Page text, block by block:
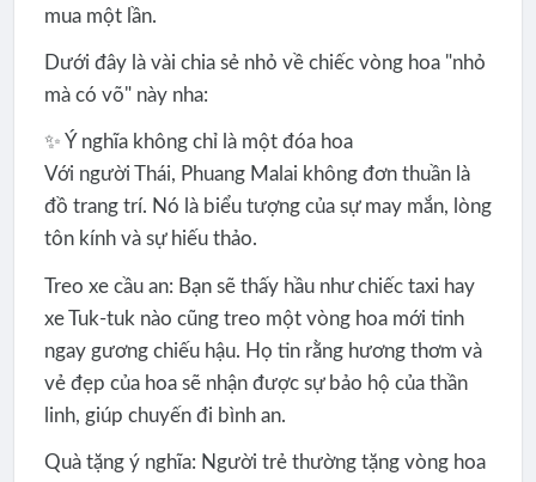
mua một lần.
Dưới đây là vài chia sẻ nhỏ về chiếc vòng hoa "nhỏ
mà có võ" này nha:
✨ Ý nghĩa không chỉ là một đóa hoa
Với người Thái, Phuang Malai không đơn thuần là
đồ trang trí. Nó là biểu tượng của sự may mắn, lòng
tôn kính và sự hiếu thảo.
Treo xe cầu an: Bạn sẽ thấy hầu như chiếc taxi hay
xe Tuk-tuk nào cũng treo một vòng hoa mới tinh
ngay gương chiếu hậu. Họ tin rằng hương thơm và
vẻ đẹp của hoa sẽ nhận được sự bảo hộ của thần
linh, giúp chuyến đi bình an.
Quà tặng ý nghĩa: Người trẻ thường tặng vòng hoa